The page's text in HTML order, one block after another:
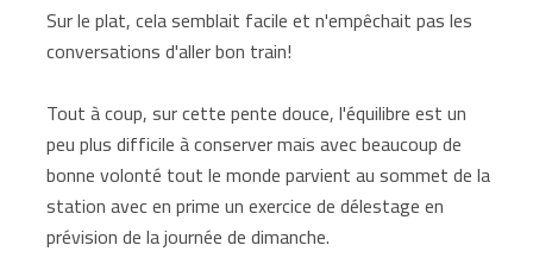
Sur le plat, cela semblait facile et n'empêchait pas les
conversations d'aller bon train!
Tout à coup, sur cette pente douce, l'équilibre est un
peu plus difficile à conserver mais avec beaucoup de
bonne volonté tout le monde parvient au sommet de la
station avec en prime un exercice de délestage en
prévision de la journée de dimanche.